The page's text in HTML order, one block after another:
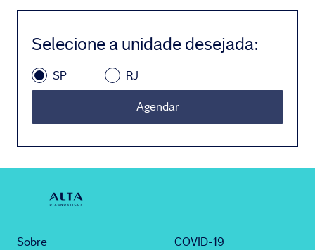
Selecione a unidade desejada:
SP RJ
Agendar
Sobre COVID-19